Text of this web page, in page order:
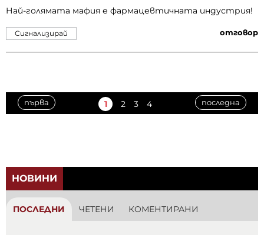
Най-голямата мафия е фармацевтичната индустрия!
отговор
Сигнализирай
първа 1 2 3 4 последна
НОВИНИ
ПОСЛЕДНИ ЧЕТЕНИ КОМЕНТИРАНИ